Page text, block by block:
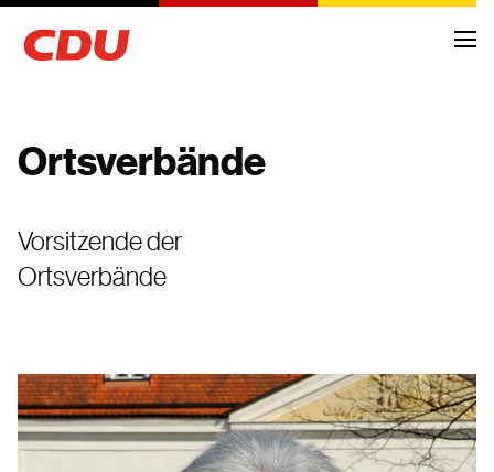
ORTSVERBÄNDE
FRAKTIONSMITGLIEDER
Ortsverbände
Vorsitzende der
Ortsverbände